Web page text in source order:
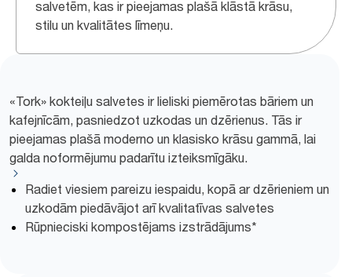
salvetēm, kas ir pieejamas plašā klāstā krāsu,
stilu un kvalitātes līmeņu.
«Tork» kokteiļu salvetes ir lieliski piemērotas bāriem un
kafejnīcām, pasniedzot uzkodas un dzērienus. Tās ir
pieejamas plašā moderno un klasisko krāsu gammā, lai
galda noformējumu padarītu izteiksmīgāku.
Radiet viesiem pareizu iespaidu, kopā ar dzērieniem un
uzkodām piedāvājot arī kvalitatīvas salvetes
Rūpnieciski kompostējams izstrādājums*